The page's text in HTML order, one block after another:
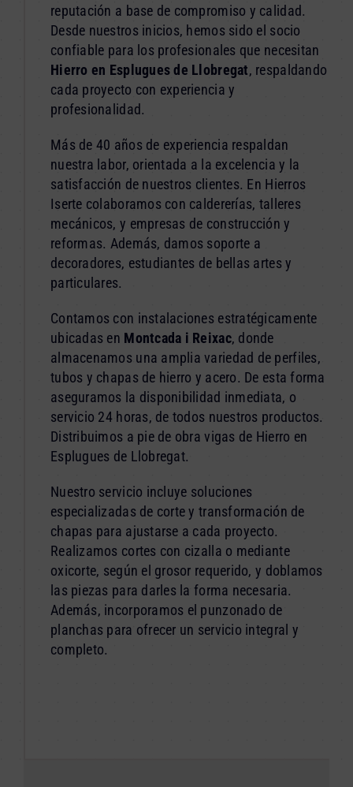
reputación a base de compromiso y calidad.
Desde nuestros inicios, hemos sido el socio
confiable para los profesionales que necesitan
Hierro en Esplugues de Llobregat, respaldando
cada proyecto con experiencia y
profesionalidad.
Más de 40 años de experiencia respaldan
nuestra labor, orientada a la excelencia y la
satisfacción de nuestros clientes. En Hierros
Iserte colaboramos con caldererías, talleres
mecánicos, y empresas de construcción y
reformas. Además, damos soporte a
decoradores, estudiantes de bellas artes y
particulares.
Contamos con instalaciones estratégicamente
ubicadas en Montcada i Reixac, donde
almacenamos una amplia variedad de perfiles,
tubos y chapas de hierro y acero. De esta forma
aseguramos la disponibilidad inmediata, o
servicio 24 horas, de todos nuestros productos.
Distribuimos a pie de obra vigas de Hierro en
Esplugues de Llobregat.
Nuestro servicio incluye soluciones
especializadas de corte y transformación de
chapas para ajustarse a cada proyecto.
Realizamos cortes con cizalla o mediante
oxicorte, según el grosor requerido, y doblamos
las piezas para darles la forma necesaria.
Además, incorporamos el punzonado de
planchas para ofrecer un servicio integral y
completo.